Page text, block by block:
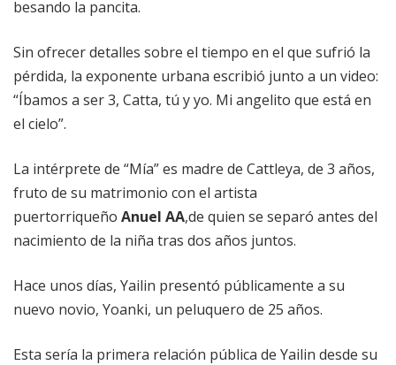
besando la pancita.
Sin ofrecer detalles sobre el tiempo en el que sufrió la
pérdida, la exponente urbana escribió junto a un video:
“Íbamos a ser 3, Catta, tú y yo. Mi angelito que está en
el cielo”.
La intérprete de “Mía” es madre de Cattleya, de 3 años,
fruto de su matrimonio con el artista
puertorriqueño Anuel AA,de quien se separó antes del
nacimiento de la niña tras dos años juntos.
Hace unos días, Yailin presentó públicamente a su
nuevo novio, Yoanki, un peluquero de 25 años.
Esta sería la primera relación pública de Yailin desde su